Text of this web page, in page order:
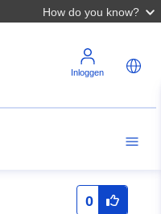
How do you know?
Inloggen
0